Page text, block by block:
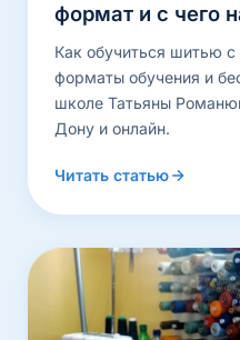
формат и с чего
Как обучиться шитью
форматы обучения и
школе Татьяны
Дону и онлайн.
Читать статью